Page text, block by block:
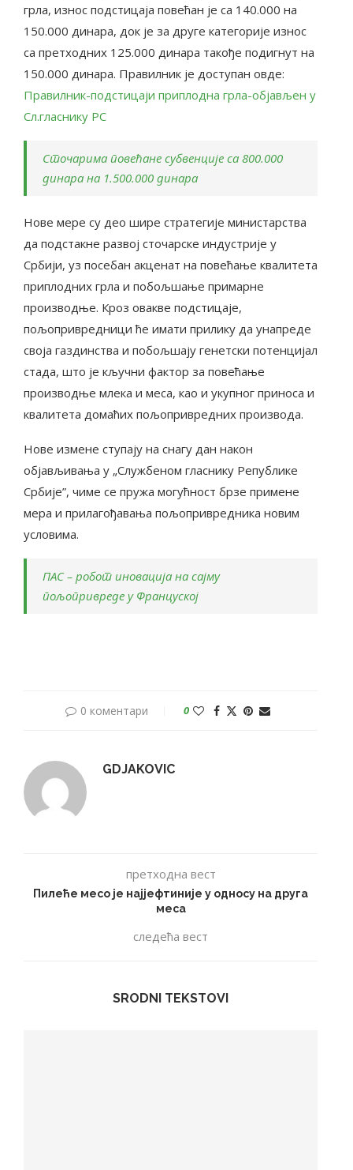
грла, износ подстицаја повећан је са 140.000 на
150.000 динара, док је за друге категорије износ
са претходних 125.000 динара такође подигнут на
150.000 динара​. Правилник је доступан овде:
Правилник-подстицаји приплодна грла-објављен у
Сл.гласнику РС
Сточарима повећане субвенције са 800.000
динара на 1.500.000 динара
Нове мере су део шире стратегије министарства
да подстакне развој сточарске индустрије у
Србији, уз посебан акценат на повећање квалитета
приплодних грла и побољшање примарне
производње. Кроз овакве подстицаје,
пољопривредници ће имати прилику да унапреде
своја газдинства и побољшају генетски потенцијал
стада, што је кључни фактор за повећање
производње млека и меса, као и укупног приноса и
квалитета домаћих пољопривредних производа.
Нове измене ступају на снагу дан након
објављивања у „Службеном гласнику Републике
Србије”, чиме се пружа могућност брзе примене
мера и прилагођавања пољопривредника новим
условима.
ПАС – робот иновација на сајму
пољопривреде у Француској
0 коментари 0
GDJAKOVIC
претходна вест
Пилеће месо је најјефтиније у односу на друга
меса
следећа вест
SRODNI TEKSTOVI